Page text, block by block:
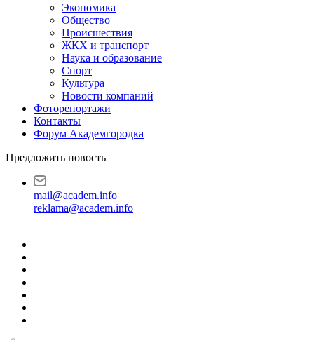
Экономика
Общество
Происшествия
ЖКХ и транспорт
Наука и образование
Спорт
Культура
Новости компаний
Фоторепортажи
Контакты
Форум Академгородка
Предложить новость
mail@academ.info
reklama@academ.info